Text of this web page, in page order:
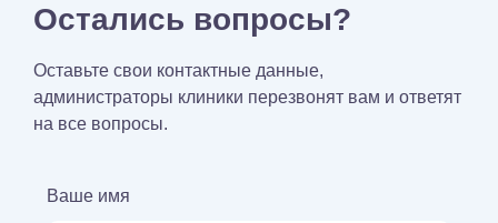
Остались вопросы?
Оставьте свои контактные данные,
администраторы клиники перезвонят вам и ответят
на все вопросы.
Ваше имя